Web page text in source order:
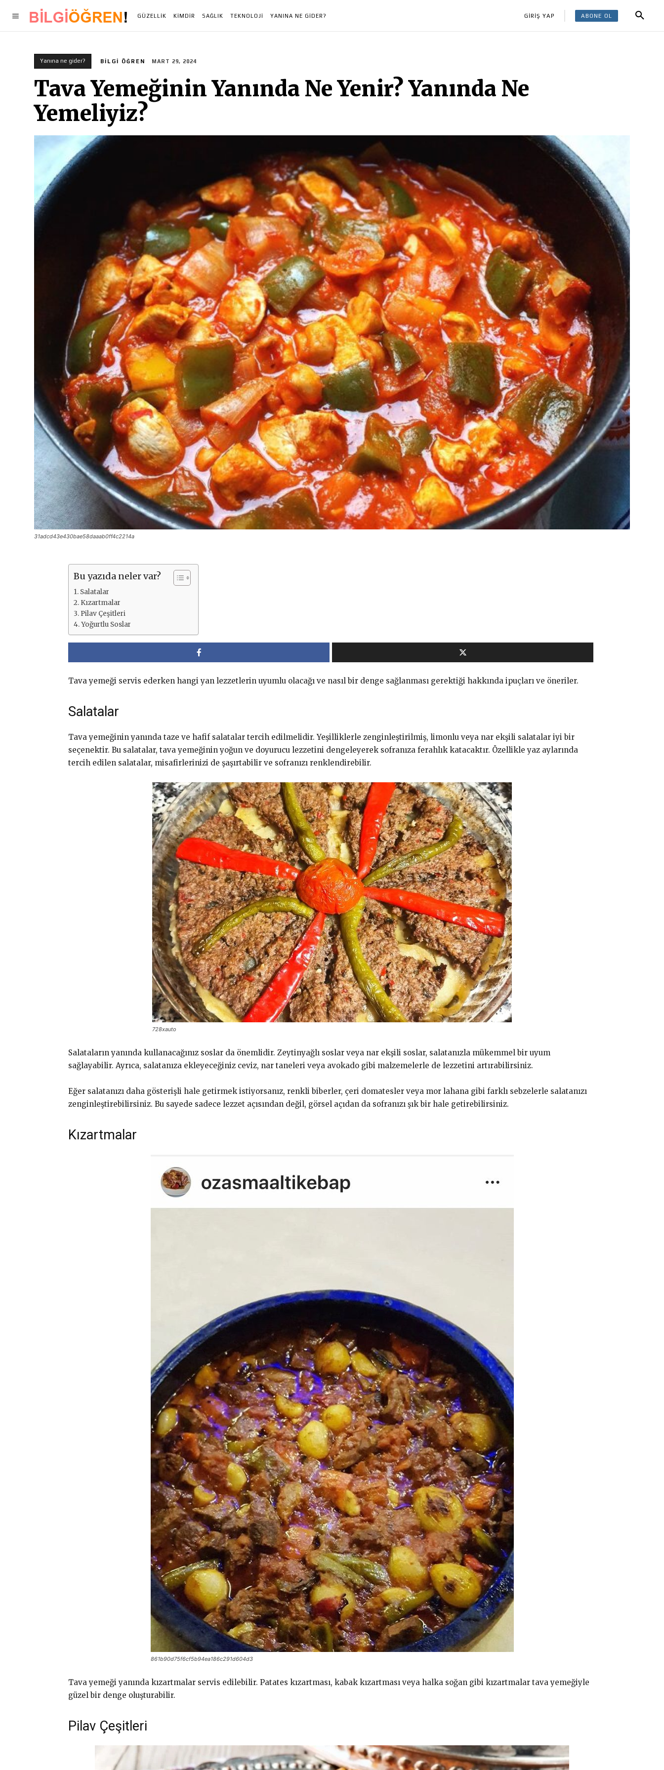
GÜZELLIK KIMDIR SAĞLIK TEKNOLOJI YANINA NE GIDER? GİRİŞ YAP ABONE OL
Yanına ne gider? BILGI ÖĞREN MART 29, 2024
Tava Yemeğinin Yanında Ne Yenir? Yanında Ne
Yemeliyiz?
31adcd43e430bae58daaab0ff4c2214a
Bu yazıda neler var?
Salatalar
Kızartmalar
Pilav Çeşitleri
Yoğurtlu Soslar
Tava yemeği servis ederken hangi yan lezzetlerin uyumlu olacağı ve nasıl bir denge sağlanması gerektiği hakkında ipuçları ve öneriler.
Salatalar
Tava yemeğinin yanında taze ve hafif salatalar tercih edilmelidir. Yeşilliklerle zenginleştirilmiş, limonlu veya nar ekşili salatalar iyi bir
seçenektir. Bu salatalar, tava yemeğinin yoğun ve doyurucu lezzetini dengeleyerek sofranıza ferahlık katacaktır. Özellikle yaz aylarında
tercih edilen salatalar, misafirlerinizi de şaşırtabilir ve sofranızı renklendirebilir.
728xauto
Salataların yanında kullanacağınız soslar da önemlidir. Zeytinyağlı soslar veya nar ekşili soslar, salatanızla mükemmel bir uyum
sağlayabilir. Ayrıca, salatanıza ekleyeceğiniz ceviz, nar taneleri veya avokado gibi malzemelerle de lezzetini artırabilirsiniz.
Eğer salatanızı daha gösterişli hale getirmek istiyorsanız, renkli biberler, çeri domatesler veya mor lahana gibi farklı sebzelerle salatanızı
zenginleştirebilirsiniz. Bu sayede sadece lezzet açısından değil, görsel açıdan da sofranızı şık bir hale getirebilirsiniz.
Kızartmalar
861b90d75f6cf5b94ea186c291d604d3
Tava yemeği yanında kızartmalar servis edilebilir. Patates kızartması, kabak kızartması veya halka soğan gibi kızartmalar tava yemeğiyle
güzel bir denge oluşturabilir.
Pilav Çeşitleri